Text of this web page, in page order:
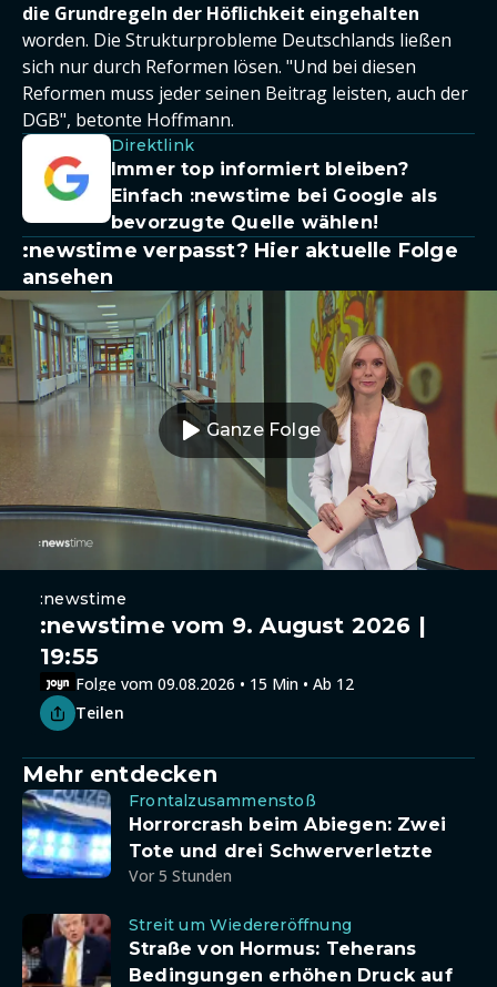
die Grundregeln der Höflichkeit eingehalten
worden. Die Strukturprobleme Deutschlands ließen
sich nur durch Reformen lösen. "Und bei diesen
Reformen muss jeder seinen Beitrag leisten, auch der
DGB", betonte Hoffmann.
Direktlink
Immer top informiert bleiben?
Einfach :newstime bei Google als
bevorzugte Quelle wählen!
:newstime verpasst? Hier aktuelle Folge
ansehen
Ganze Folge
:newstime
:newstime vom 9. August 2026 |
19:55
Folge vom 09.08.2026 • 15 Min • Ab 12
Teilen
Mehr entdecken
Frontalzusammenstoß
Horrorcrash beim Abiegen: Zwei
Tote und drei Schwerverletzte
Vor 5 Stunden
Streit um Wiedereröffnung
Straße von Hormus: Teherans
Bedingungen erhöhen Druck auf